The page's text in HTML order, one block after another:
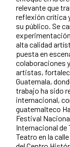
relevante que
reflexión crítica
su público. Se
alta calidad
puesta en
colaboraciones
artistas,
Guatemala,
trabajo ha sido
internacional,
guatemalteco
Festival
Internacional de
Teatro en la